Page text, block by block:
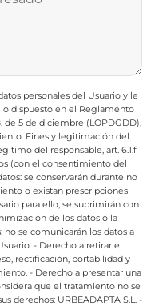
personales del Usuario y le
dispuesto en el Reglamento
de 5 de diciembre (LOPDGDD),
Fines y legitimación del
del responsable, art. 6.1.f
(con el consentimiento del
se conservarán durante no
o existan prescripciones
para ello, se suprimirán con
de los datos o la
se comunicarán los datos a
- Derecho a retirar el
rectificación, portabilidad y
- Derecho a presentar una
que el tratamiento no se
derechos:URBEADAPTA S.L. -